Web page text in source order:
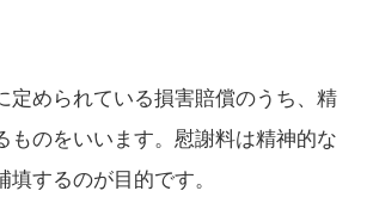
定められている損害賠償のうち、精
ものをいいます。慰謝料は精神的な
するのが目的です。